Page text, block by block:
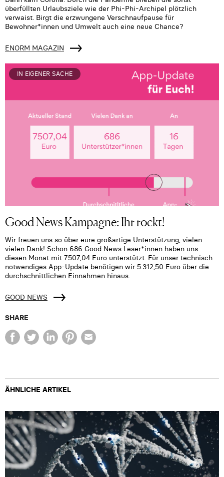
überfüllten Urlaubsziele wie der Phi-Phi-Archipel plötzlich
verwaist. Birgt die erzwungene Verschnaufpause für
Bewohner*innen und Umwelt auch eine neue Chance?
ENORM MAGAZIN
IN EIGENER SACHE
Good News Kampagne: Ihr rockt!
Wir freuen uns so über eure großartige Unterstützung, vielen
vielen Dank! Schon 686 Good News Leser*innen haben uns
diesen Monat mit 7507,04 Euro unterstützt. Für unser technisch
notwendiges App-Update benötigen wir 5.312,50 Euro über die
durchschnittlichen Einnahmen hinaus.
GOOD NEWS
SHARE
ÄHNLICHE ARTIKEL